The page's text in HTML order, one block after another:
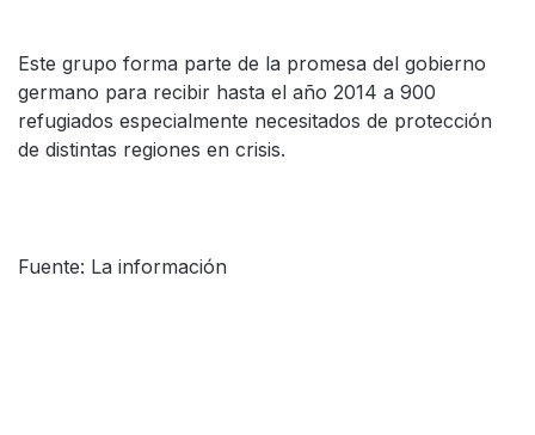
Este grupo forma parte de la promesa del gobierno
germano para recibir hasta el año 2014 a 900
refugiados especialmente necesitados de protección
de distintas regiones en crisis.
Fuente: La información